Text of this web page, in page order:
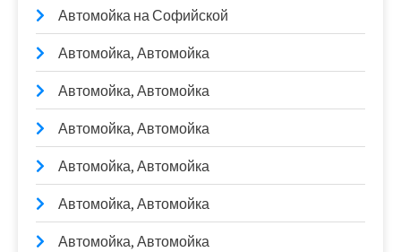
Автомойка на Софийской
Автомойка, Автомойка
Автомойка, Автомойка
Автомойка, Автомойка
Автомойка, Автомойка
Автомойка, Автомойка
Автомойка, Автомойка